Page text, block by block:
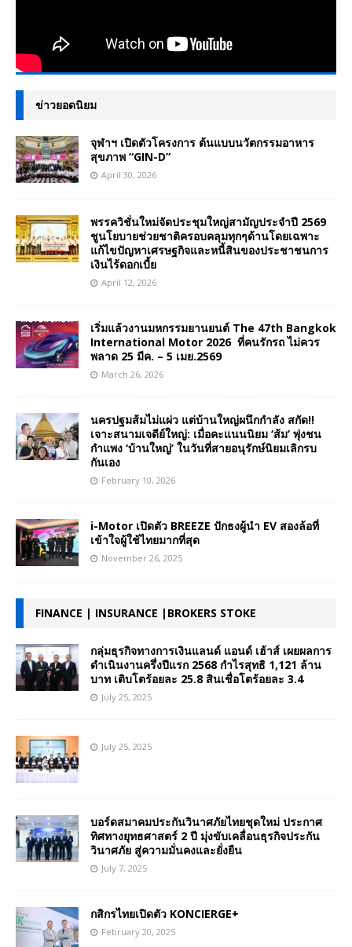
ข่าวยอดนิยม
จุฬาฯ เปิดตัวโครงการ ต้นแบบนวัตกรรมอาหาร
สุขภาพ “GIN-D”
April 30, 2026
พรรควิชั่นใหม่จัดประชุมใหญ่สามัญประจำปี 2569
ชูนโยบายช่วยชาติครอบคลุมทุกๆด้านโดยเฉพาะ
แก้ไขปัญหาเศรษฐกิจและหนี้สินของประชาชนการ
เงินไร้ดอกเบี้ย
April 12, 2026
เริ่มแล้วงานมหกรรมยานยนต์ The 47th Bangkok
International Motor 2026 ที่คนรักรถ ไม่ควร
พลาด 25 มีค. – 5 เมย.2569
March 26, 2026
นครปฐมส้มไม่แผ่ว แต่บ้านใหญ่ผนึกกำลัง สกัด!!
เจาะสนามเจดีย์ใหญ่: เมื่อคะแนนนิยม ‘ส้ม’ พุ่งชน
กำแพง ‘บ้านใหญ่’ ในวันที่สายอนุรักษ์นิยมเลิกรบ
กันเอง
February 10, 2026
i-Motor เปิดตัว BREEZE ปักธงผู้นำ EV สองล้อที่
เข้าใจผู้ใช้ไทยมากที่สุด
November 26, 2025
FINANCE | INSURANCE |BROKERS STOKE
กลุ่มธุรกิจทางการเงินแลนด์ แอนด์ เฮ้าส์ เผยผลการ
ดำเนินงานครึ่งปีแรก 2568 กำไรสุทธิ 1,121 ล้าน
บาท เติบโตร้อยละ 25.8 สินเชื่อโตร้อยละ 3.4
July 25, 2025
July 25, 2025
บอร์ดสมาคมประกันวินาศภัยไทยชุดใหม่ ประกาศ
ทิศทางยุทธศาสตร์ 2 ปี มุ่งขับเคลื่อนธุรกิจประกัน
วินาศภัย สู่ความมั่นคงและยั่งยืน
July 7, 2025
กสิกรไทยเปิดตัว KONCIERGE+
February 20, 2025